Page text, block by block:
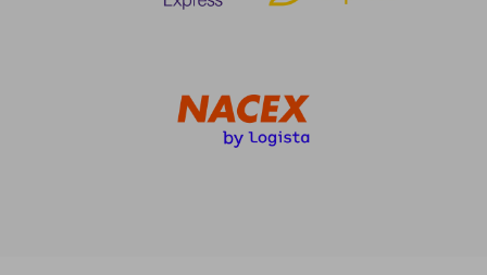
36,98 €
35,13 €